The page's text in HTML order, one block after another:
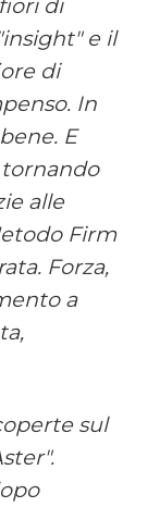
e il
di
In
E
alle
Firm
Forza,
a
sul